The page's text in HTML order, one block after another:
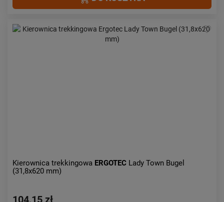
Kierownica trekkingowa ERGOTEC Lady Town Bugel
(31,8x620 mm)
104,15 zł